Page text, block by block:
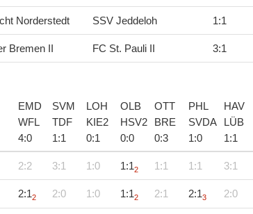
Norderstedt SSV Jeddeloh 1:1
Bremen II FC St. Pauli II 3:1
EMD
WFL
4:0
SVM
TDF
1:1
LOH
KIE2
0:1
OLB
HSV2
0:0
OTT
BRE
0:3
PHL
SVDA
1:0
HAV
LÜB
1:1
2:2 3:1 1:0 1:12 1:1 1:1 3:1
2:12 2:0 1:0 1:12 2:1 2:13 2:0